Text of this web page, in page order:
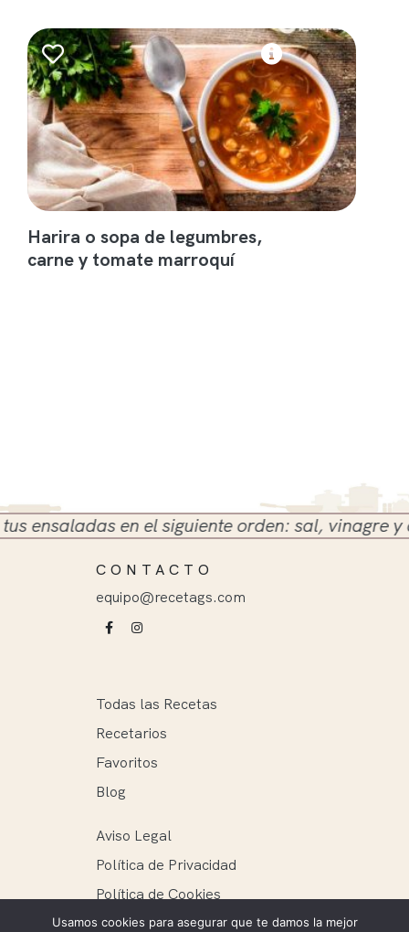
Harira o sopa de legumbres,
carne y tomate marroquí
en el siguiente orden: sal, vinagre y
CONTACTO
equipo@recetags.com
Todas las Recetas
Recetarios
Favoritos
Blog
Aviso Legal
Política de Privacidad
Política de Cookies
Usamos cookies para asegurar que te damos la mejor